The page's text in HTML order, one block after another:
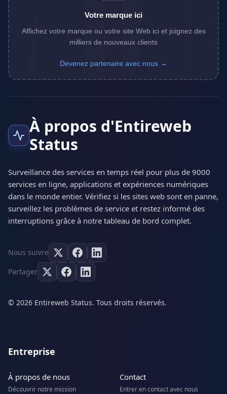
Votre marque ici
Affichez votre marque ou votre site Web ici et joignez des
milliers de nouveaux clients
Devenez partenaire avec nous →
À propos d'Entireweb
Status
Surveillance des services en temps réel pour plus de 9000
services en ligne, applications et expériences numériques
dans le monde entier. Vérifiez si les sites web sont en panne,
surveillez les problèmes de service et restez informé des
interruptions grâce à notre tableau de bord complet.
Nous suivre
Partager
© 2026 Entireweb Status. Tous droits réservés.
Entreprise
À propos de nous
Découvrir notre mission
Contact
Entrer en contact avec nous